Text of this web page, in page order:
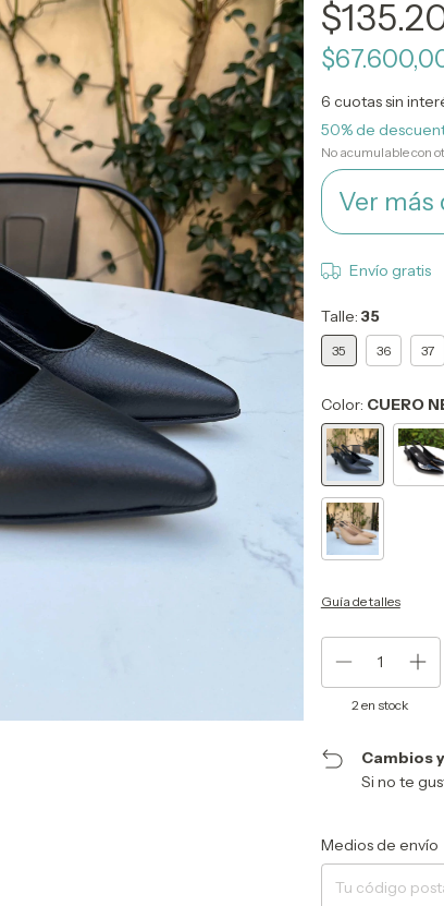
6 cuotas sin
50% de
No acumulable con
Ver más
Envío gratis
Talle: 35
35 36 37
Color: CUERO
Guía de talles
2 en stock
Cambios
Si no te
Entregas para el CP:
Medios de envío